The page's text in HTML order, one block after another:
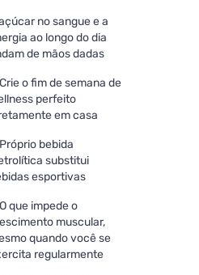
no sangue e a
ao longo do dia
de mãos dadas
o fim de semana de
perfeito
em casa
bebida
substitui
esportivas
que impede o
muscular,
quando você se
regularmente